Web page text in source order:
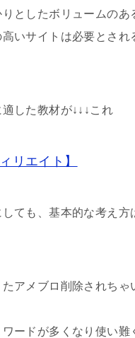
としたボリュームのあ
いサイトは必要とされ
した教材が↓↓↓これ
リエイト】
ても、基本的な考え方
アメブロ削除されちゃ
ードが多くなり使い難